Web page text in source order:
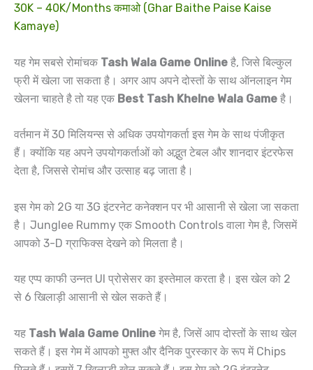
30K – 40K/Months कमाओ (Ghar Baithe Paise Kaise
Kamaye)
यह गेम सबसे रोमांचक Tash Wala Game Online है, जिसे बिल्कुल
फ्री में खेला जा सकता है। अगर आप अपने दोस्तों के साथ ऑनलाइन गेम
खेलना चाहते है तो यह एक Best Tash Khelne Wala Game है।
वर्तमान में 30 मिलियन्स से अधिक उपयोगकर्ता इस गेम के साथ पंजीकृत
हैं। क्योंकि यह अपने उपयोगकर्ताओं को अद्भुत टेबल और शानदार इंटरफेस
देता है, जिससे रोमांच और उत्साह बढ़ जाता है।
इस गेम को 2G या 3G इंटरनेट कनेक्शन पर भी आसानी से खेला जा सकता
है। Junglee Rummy एक Smooth Controls वाला गेम है, जिसमें
आपको 3-D ग्राफिक्स देखने को मिलता है।
यह एप्प काफी उन्नत UI प्रोसेसर का इस्तेमाल करता है। इस खेल को 2
से 6 खिलाड़ी आसानी से खेल सकते हैं।
यह Tash Wala Game Online गेम है, जिसें आप दोस्तों के साथ खेल
सकते हैं। इस गेम में आपको मुफ्त और दैनिक पुरस्कार के रूप में Chips